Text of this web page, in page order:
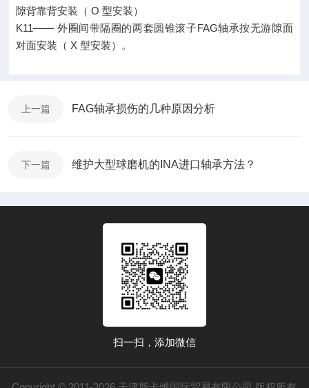
隙背靠背安装（ O 型安装）
K11—— 外圈间带隔圈的两套圆锥滚子FAG轴承按无游隙面
对面安装（ X 型安装）。
上一篇 FAG轴承损伤的几种原因分析
下一篇 维护大型球磨机的INA进口轴承方法？
扫一扫，添加微信